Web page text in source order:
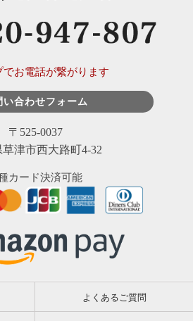
お電話が繋がります
い合わせフォーム
〒525-0037
津市西大路町4-32
カード決済可能
よくあるご質問